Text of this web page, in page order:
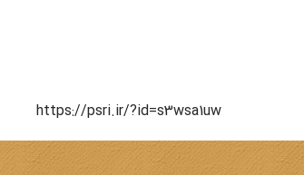
https://psri.ir/?id=s3wsa1uw